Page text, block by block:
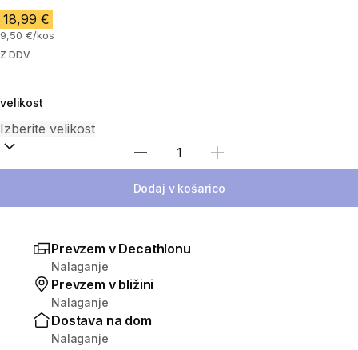
18,99 €
9,50 €/kos
Z DDV
velikost
Izberite količino
Dodaj v košarico
Prevzem v Decathlonu
Nalaganje
Prevzem v bližini
Nalaganje
Dostava na dom
Nalaganje